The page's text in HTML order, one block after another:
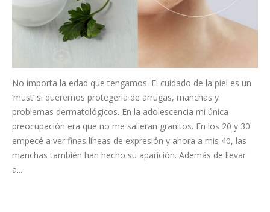
No importa la edad que tengamos. El cuidado de la piel es un
‘must’ si queremos protegerla de arrugas, manchas y
problemas dermatológicos. En la adolescencia mi única
preocupación era que no me salieran granitos. En los 20 y 30
empecé a ver finas líneas de expresión y ahora a mis 40, las
manchas también han hecho su aparición. Además de llevar
a...